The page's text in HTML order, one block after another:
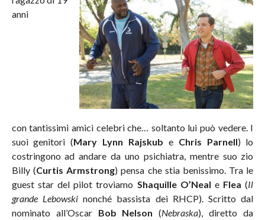
anni
con tantissimi amici celebri che… soltanto lui può vedere. I
suoi genitori (Mary Lynn Rajskub e Chris Parnell) lo
costringono ad andare da uno psichiatra, mentre suo zio
Billy (Curtis Armstrong) pensa che stia benissimo. Tra le
guest star del pilot troviamo Shaquille O’Neal e Flea (Il
grande Lebowskinonché bassista dei RHCP). Scritto dal
nominato all’Oscar Bob Nelson (Nebraska), diretto da